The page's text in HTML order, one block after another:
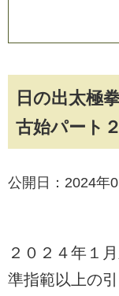
日の出太極
古始パート２
公開日：2024年
２０２４年１
準指範以上の